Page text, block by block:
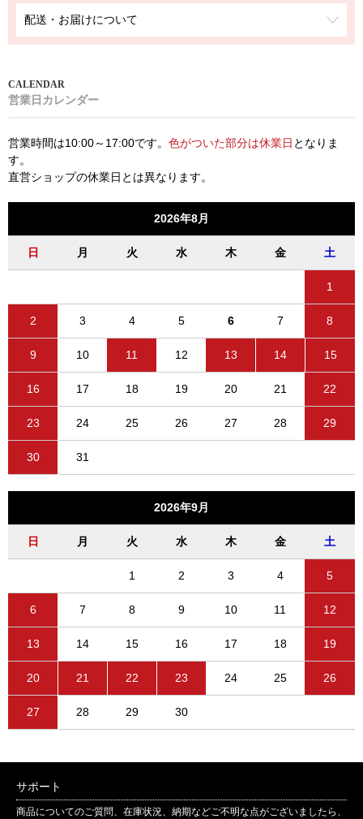
配送・お届けについて
営業日カレンダー
営業時間は10:00～17:00です。 色がついた部分は休業日 となりま
す。
直営ショップの休業日とは異なります。
2026年8月
日 月 火 水 木 金 土
1
2 3 4 5 6 7 8
9 10 11 12 13 14 15
16 17 18 19 20 21 22
23 24 25 26 27 28 29
30 31
2026年9月
日 月 火 水 木 金 土
1 2 3 4 5
6 7 8 9 10 11 12
13 14 15 16 17 18 19
20 21 22 23 24 25 26
27 28 29 30
サポート
商品についてのご質問、在庫状況、納期などご不明な点がございましたら、